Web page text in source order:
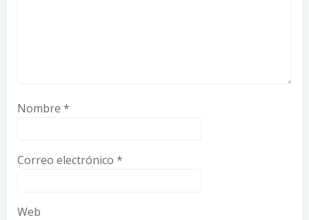
Nombre *
Correo electrónico *
Web